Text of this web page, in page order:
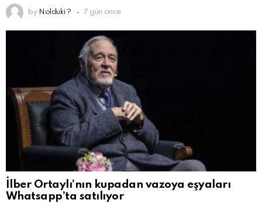
by Nolduki ? 7 gün önce
İlber Ortaylı’nın kupadan vazoya eşyaları
Whatsapp’ta satılıyor